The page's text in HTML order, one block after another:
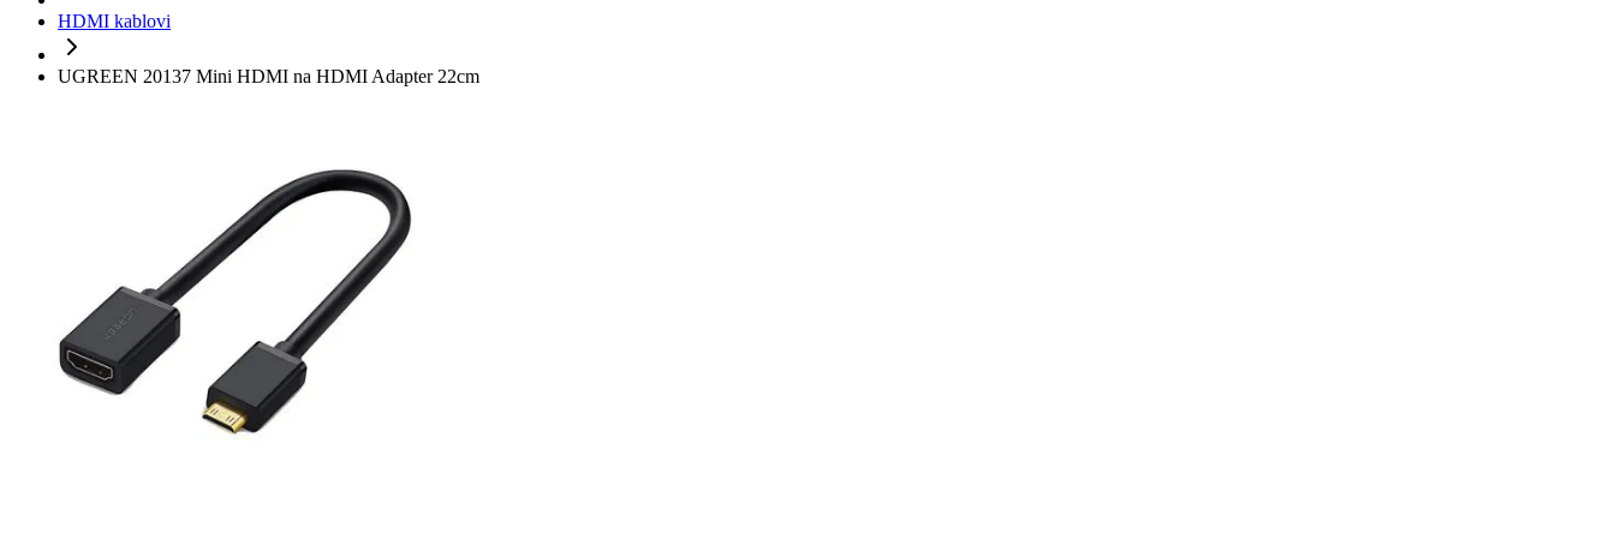
HDMI kablovi
UGREEN 20137 Mini HDMI na HDMI Adapter 22cm